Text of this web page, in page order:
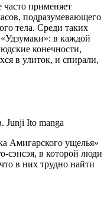
применяет
подразумевающего
тела. Среди таких
в каждой
конечности,
в улиток, и спирали,
Junji Ito manga
Амигарского ущелья»
сэнсэя, в которой люди
в них трудно найти